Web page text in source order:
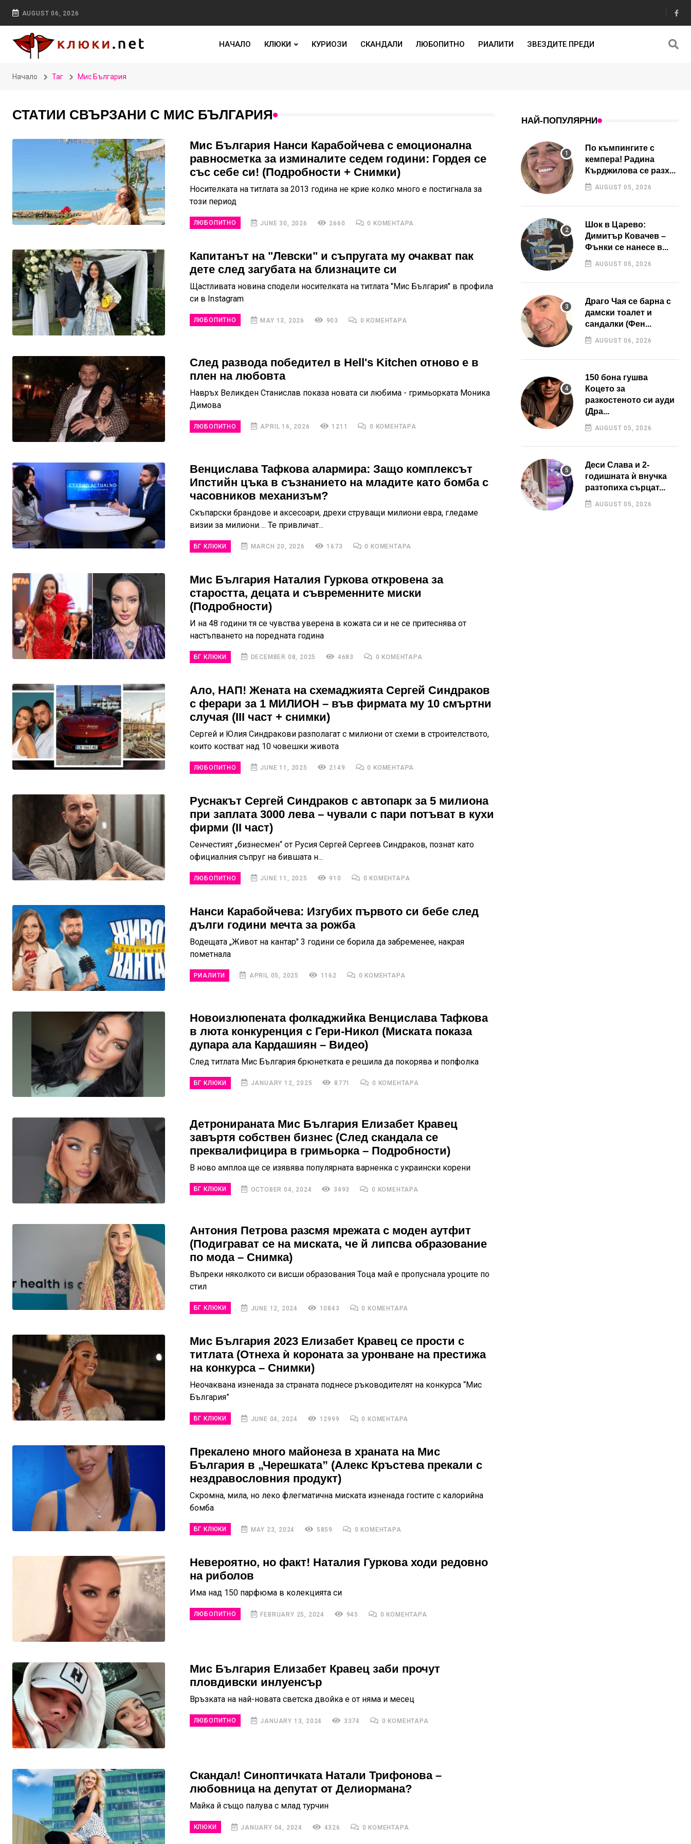
AUGUST 06, 2026
НАЧАЛО КЛЮКИ КУРИОЗИ СКАНДАЛИ ЛЮБОПИТНО РИАЛИТИ ЗВЕЗДИТЕ ПРЕДИ
Начало Таг Мис България
СТАТИИ СВЪРЗАНИ С МИС БЪЛГАРИЯ
Мис България Нанси Карабойчева с емоционална
равносметка за изминалите седем години: Гордея се
със себе си! (Подробности + Снимки)
Носителката на титлата за 2013 година не крие колко много е постигнала за
този период
ЛЮБОПИТНО JUNE 30, 2026 2660 0 КОМЕНТАРА
Капитанът на "Левски" и съпругата му очакват пак
дете след загубата на близнаците си
Щастливата новина сподели носителката на титлата "Мис България" в профила
си в Instagram
ЛЮБОПИТНО MAY 13, 2026 903 0 КОМЕНТАРА
След развода победител в Hell's Kitchen отново е в
плен на любовта
Навръх Великден Станислав показа новата си любима - гримьорката Моника
Димова
ЛЮБОПИТНО APRIL 16, 2026 1211 0 КОМЕНТАРА
Венцислава Тафкова алармира: Защо комплексът
Ипстийн цъка в съзнанието на младите като бомба с
часовников механизъм?
Скъпарски брандове и аксесоари, дрехи струващи милиони евра, гледаме
визии за милиони…. Те привличат...
БГ КЛЮКИ MARCH 20, 2026 1673 0 КОМЕНТАРА
Мис България Наталия Гуркова откровена за
старостта, децата и съвременните миски
(Подробности)
И на 48 години тя се чувства уверена в кожата си и не се притеснява от
настъпването на поредната година
БГ КЛЮКИ DECEMBER 08, 2025 4683 0 КОМЕНТАРА
Ало, НАП! Жената на схемаджията Сергей Синдраков
с ферари за 1 МИЛИОН – във фирмата му 10 смъртни
случая (III част + снимки)
Сергей и Юлия Синдракови разполагат с милиони от схеми в строителството,
които костват над 10 човешки живота
ЛЮБОПИТНО JUNE 11, 2025 2149 0 КОМЕНТАРА
Руснакът Сергей Синдраков с автопарк за 5 милиона
при заплата 3000 лева – чували с пари потъват в кухи
фирми (II част)
Сенчестият „бизнесмен“ от Русия Сергей Сергеев Синдраков, познат като
официалния съпруг на бившата н...
ЛЮБОПИТНО JUNE 11, 2025 910 0 КОМЕНТАРА
Нанси Карабойчева: Изгубих първото си бебе след
дълги години мечта за рожба
Водещата „Живот на кантар" 3 години се борила да забременее, накрая
пометнала
РИАЛИТИ APRIL 05, 2025 1162 0 КОМЕНТАРА
Новоизлюпената фолкаджийка Венцислава Тафкова
в люта конкуренция с Гери-Никол (Миската показа
дупара ала Кардашиян – Видео)
След титлата Мис България брюнетката е решила да покорява и попфолка
БГ КЛЮКИ JANUARY 12, 2025 8771 0 КОМЕНТАРА
Детронираната Мис България Елизабет Кравец
завъртя собствен бизнес (След скандала се
преквалифицира в гримьорка – Подробности)
В ново амплоа ще се изявява популярната варненка с украински корени
БГ КЛЮКИ OCTOBER 04, 2024 3493 0 КОМЕНТАРА
Антония Петрова разсмя мрежата с моден аутфит
(Подиграват се на миската, че й липсва образование
по мода – Снимка)
Въпреки няколкото си висши образования Тоца май е пропуснала уроците по
стил
БГ КЛЮКИ JUNE 12, 2024 10843 0 КОМЕНТАРА
Мис България 2023 Елизабет Кравец се прости с
титлата (Отнеха ѝ короната за уронване на престижа
на конкурса – Снимки)
Неочаквана изненада за страната поднесе ръководителят на конкурса “Мис
България”
БГ КЛЮКИ JUNE 04, 2024 12999 0 КОМЕНТАРА
Прекалено много майонеза в храната на Мис
България в „Черешката” (Алекс Кръстева прекали с
нездравословния продукт)
Скромна, мила, но леко флегматична миската изненада гостите с калорийна
бомба
БГ КЛЮКИ MAY 23, 2024 5859 0 КОМЕНТАРА
Невероятно, но факт! Наталия Гуркова ходи редовно
на риболов
Има над 150 парфюма в колекцията си
ЛЮБОПИТНО FEBRUARY 25, 2024 945 0 КОМЕНТАРА
Мис България Елизабет Кравец заби прочут
пловдивски инлуенсър
Връзката на най-новата светска двойка е от няма и месец
ЛЮБОПИТНО JANUARY 13, 2024 3374 0 КОМЕНТАРА
Скандал! Синоптичката Натали Трифонова –
любовница на депутат от Делиормана?
Майка й също палува с млад турчин
КЛЮКИ JANUARY 04, 2024 4326 0 КОМЕНТАРА
НАЙ-ПОПУЛЯРНИ
По къмпингите с
кемпера! Радина
Кърджилова се разх...
AUGUST 05, 2026
Шок в Царево:
Димитър Ковачев –
Фънки се нанесе в...
AUGUST 05, 2026
Драго Чая се барна с
дамски тоалет и
сандалки (Фен...
AUGUST 06, 2026
150 бона гушва
Коцето за
разкостеното си ауди
(Дра...
AUGUST 05, 2026
Деси Слава и 2-
годишната ѝ внучка
разтопиха сърцат...
AUGUST 05, 2026